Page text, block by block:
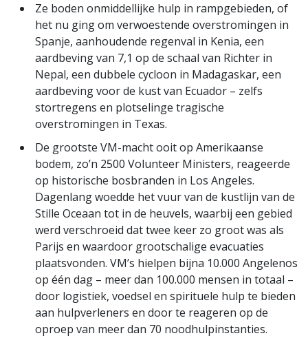
Ze boden onmiddellijke hulp in rampgebieden, of
het nu ging om verwoestende overstromingen in
Spanje, aanhoudende regenval in Kenia, een
aardbeving van 7,1 op de schaal van Richter in
Nepal, een dubbele cycloon in Madagaskar, een
aardbeving voor de kust van Ecuador – zelfs
stortregens en plotselinge tragische
overstromingen in Texas.
De grootste VM-macht ooit op Amerikaanse
bodem, zo’n 2500 Volunteer Ministers, reageerde
op historische bosbranden in Los Angeles.
Dagenlang woedde het vuur van de kustlijn van de
Stille Oceaan tot in de heuvels, waarbij een gebied
werd verschroeid dat twee keer zo groot was als
Parijs en waardoor grootschalige evacuaties
plaatsvonden. VM’s hielpen bijna 10.000 Angelenos
op één dag – meer dan 100.000 mensen in totaal –
door logistiek, voedsel en spirituele hulp te bieden
aan hulpverleners en door te reageren op de
oproep van meer dan 70 noodhulpinstanties.